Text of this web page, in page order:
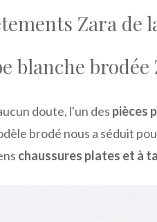
Zara de
blanche brodée
doute, l'un des pièces
brodé nous a séduit
chaussures plates et à